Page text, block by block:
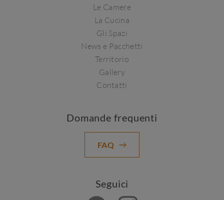
Le Camere
La Cucina
Gli Spazi
News e Pacchetti
Territorio
Gallery
Contatti
Domande frequenti
FAQ
Seguici